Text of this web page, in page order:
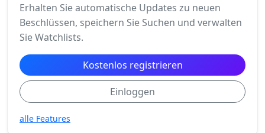
Erhalten Sie automatische Updates zu neuen
Beschlüssen, speichern Sie Suchen und verwalten
Sie Watchlists.
Kostenlos registrieren
Einloggen
alle Features